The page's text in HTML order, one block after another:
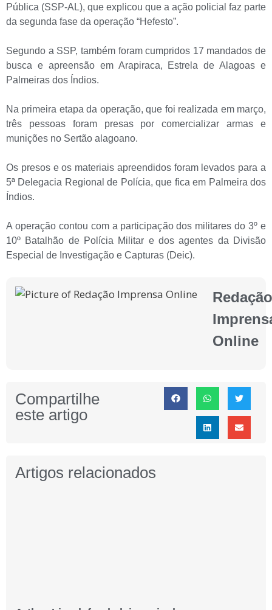
Pública (SSP-AL), que explicou que a ação policial faz parte
da segunda fase da operação “Hefesto”.
Segundo a SSP, também foram cumpridos 17 mandados de
busca e apreensão em Arapiraca, Estrela de Alagoas e
Palmeiras dos Índios.
Na primeira etapa da operação, que foi realizada em março,
três pessoas foram presas por comercializar armas e
munições no Sertão alagoano.
Os presos e os materiais apreendidos foram levados para a
5ª Delegacia Regional de Polícia, que fica em Palmeira dos
Índios.
A operação contou com a participação dos militares do 3º e
10º Batalhão de Polícia Militar e dos agentes da Divisão
Especial de Investigação e Capturas (Deic).
Redação
Online
Compartilhe
este artigo
Artigos relacionados